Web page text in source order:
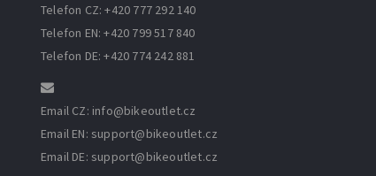
Telefon CZ: +420 777 292 140
Telefon EN: +420 799 517 840
Telefon DE: +420 774 242 881
Email CZ: info@bikeoutlet.cz
Email EN: support@bikeoutlet.cz
Email DE: support@bikeoutlet.cz